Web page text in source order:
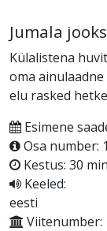
Jumala
Külalistena
oma
elu rasked
Esimene
Osa number:
Kestus: 30 min
Keeled:
eesti
Viitenumber: